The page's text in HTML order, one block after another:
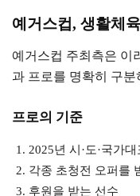
예거스컵, 생활체
예거스컵 주최측은 이
과 프로를 명확히 구
프로의 기준
2025년 시·도·국가
각종 초청전 오퍼를
후원을 받는 선수